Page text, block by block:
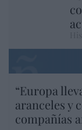
“Europa
aranceles y
compañías